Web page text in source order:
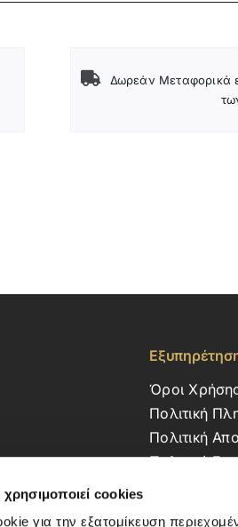
cookies
για την εξατομίκευση
Δωρεάν Μεταφορικά
Όροι
Πολιτική
Πολιτική
Πολιτική